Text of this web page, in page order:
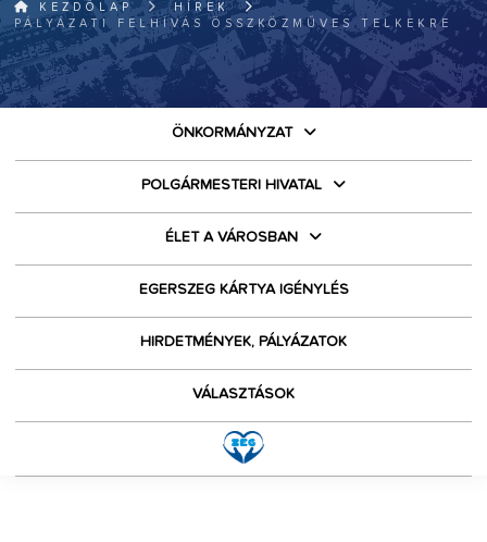
KEZDŐLAP
HÍREK
PÁLYÁZATI FELHÍVÁS ÖSSZKÖZMŰVES TELKEKRE
ÖNKORMÁNYZAT
POLGÁRMESTERI HIVATAL
ÉLET A VÁROSBAN
EGERSZEG KÁRTYA IGÉNYLÉS
HIRDETMÉNYEK, PÁLYÁZATOK
VÁLASZTÁSOK